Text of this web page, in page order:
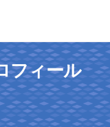
フィール